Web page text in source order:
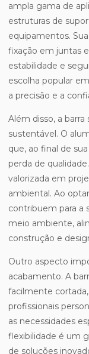
ampla gama de
estruturas de
equipamentos.
fixação em juntas
estabilidade e
escolha popular
a precisão e a
Além disso, a
sustentável. O
que, ao final de
perda de
valorizada em
ambiental. Ao
contribuem para a
meio ambiente,
construção e
Outro aspecto
acabamento. A
facilmente
profissionais
as necessidades
flexibilidade é um
de soluções